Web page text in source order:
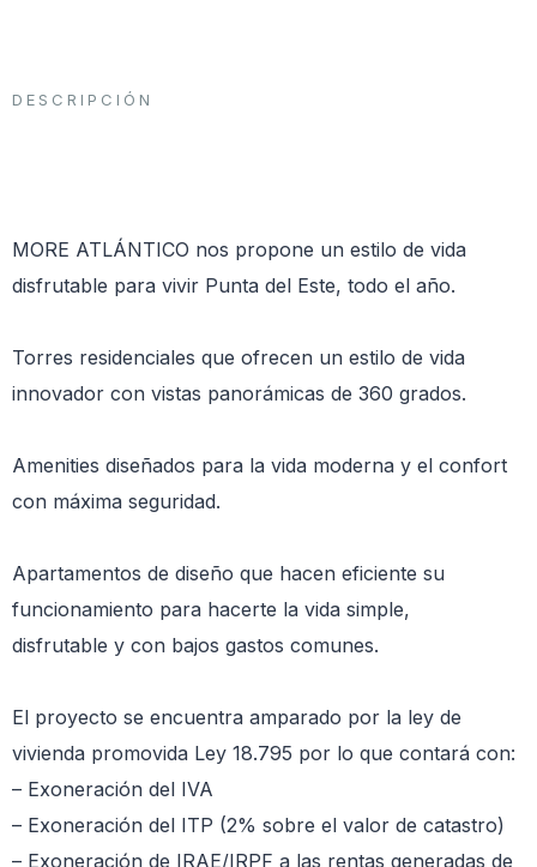
DESCRIPCIÓN
MORE ATLÁNTICO nos propone un estilo de vida
disfrutable para vivir Punta del Este, todo el año.
Torres residenciales que ofrecen un estilo de vida
innovador con vistas panorámicas de 360 grados.
Amenities diseñados para la vida moderna y el confort
con máxima seguridad.
Apartamentos de diseño que hacen eficiente su
funcionamiento para hacerte la vida simple,
disfrutable y con bajos gastos comunes.
El proyecto se encuentra amparado por la ley de
vivienda promovida Ley 18.795 por lo que contará con:
– Exoneración del IVA
– Exoneración del ITP (2% sobre el valor de catastro)
– Exoneración de IRAE/IRPF a las rentas generadas de